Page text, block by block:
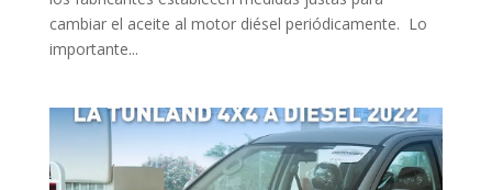
cambiar el aceite al motor diésel periódicamente. Lo
importante...